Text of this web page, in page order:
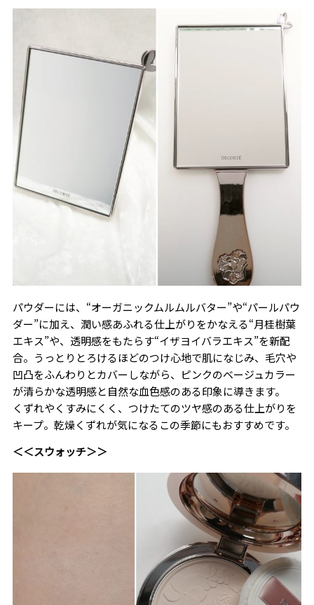
パウダーには、“オーガニックムルムルバター”や“パールパウ
ダー”に加え、潤い感あふれる仕上がりをかなえる“月桂樹葉
エキス”や、透明感をもたらす“イザヨイバラエキス”を新配
合。うっとりとろけるほどのつけ心地で肌になじみ、毛穴や
凹凸をふんわりとカバーしながら、ピンクのベージュカラー
が清らかな透明感と自然な血色感のある印象に導きます。
くずれやくすみにくく、つけたてのツヤ感のある仕上がりを
キープ。乾燥くずれが気になるこの季節にもおすすめです。
＜＜スウォッチ＞＞